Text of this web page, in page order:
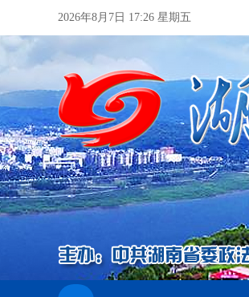
2026年8月7日 17:26 星期五